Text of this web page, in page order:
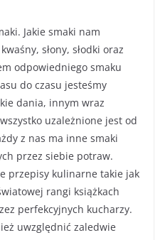
Jakie smaki nam
słony, słodki oraz
odpowiedniego smaku
do czasu jesteśmy
dania, innym wraz
uzależnione jest od
z nas ma inne smaki
przez siebie potraw.
przepisy kulinarne takie jak
rangi książkach
perfekcyjnych kucharzy.
uwzględnić zaledwie